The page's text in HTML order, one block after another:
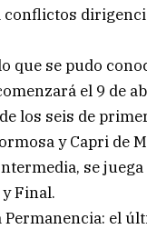
conflictos
que se pudo
el 9 de
los seis de
y Capri de
se
Final.
Permanencia: el